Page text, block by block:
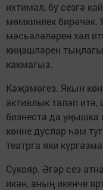
ихтимал, бу сезгә
мөмкинлек бирәчәк.
мәсьәләләрен хәл
киңәшләрен
какмагыз.
Кәҗәмөгез. Якын
активлык таләп
бизнеста да
көнне дуслар һәм
театрга яки
Сукояр. Әгәр сез
икән, аның икенче